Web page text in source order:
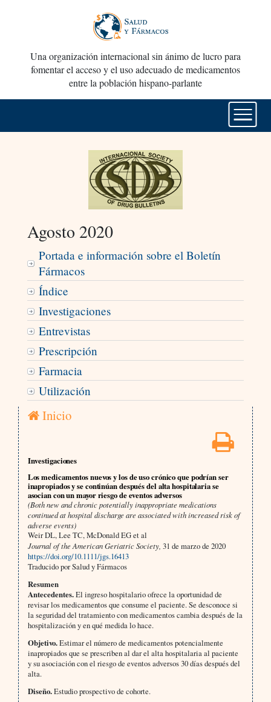
Una organización internacional sin ánimo de lucro para
fomentar el acceso y el uso adecuado de medicamentos
entre la población hispano-parlante
Agosto 2020
Portada e información sobre el Boletín
Fármacos
Índice
Investigaciones
Entrevistas
Prescripción
Farmacia
Utilización
Inicio
Investigaciones
Los medicamentos nuevos y los de uso crónico que podrían ser
inapropiados y se continúan después del alta hospitalaria se
asocian con un mayor riesgo de eventos adversos
(Both new and chronic potentially inappropriate medications
continued at hospital discharge are associated with increased risk of
adverse events)
Weir DL, Lee TC, McDonald EG et al
Journal of the American Geriatric Society, 31 de marzo de 2020
https://doi.org/10.1111/jgs.16413
Traducido por Salud y Fármacos
Resumen
Antecedentes.El ingreso hospitalario ofrece la oportunidad de
revisar los medicamentos que consume el paciente. Se desconoce si
la seguridad del tratamiento con medicamentos cambia después de la
hospitalización y en qué medida lo hace.
Objetivo.Estimar el número de medicamentos potencialmente
inapropiados que se prescriben al dar el alta hospitalaria al paciente
y su asociación con el riesgo de eventos adversos 30 días después del
alta.
Diseño.Estudio prospectivo de cohorte.